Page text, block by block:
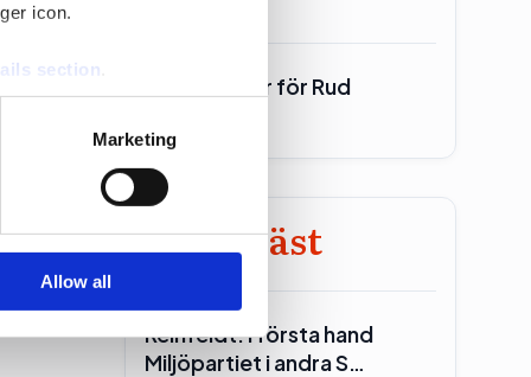
icon.
section
may combine it with
Marketing
Allow all
700 miljoner för Rud
Minst läst
Reinfeldt: I första hand
Miljöpartiet i andra S…